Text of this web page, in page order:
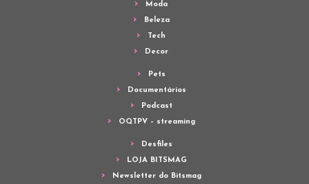
Moda
Beleza
Tech
Decor
Pets
Documentários
Podcast
OQTPV – streaming
Desfiles
LOJA BITSMAG
Newsletter do Bitsmag